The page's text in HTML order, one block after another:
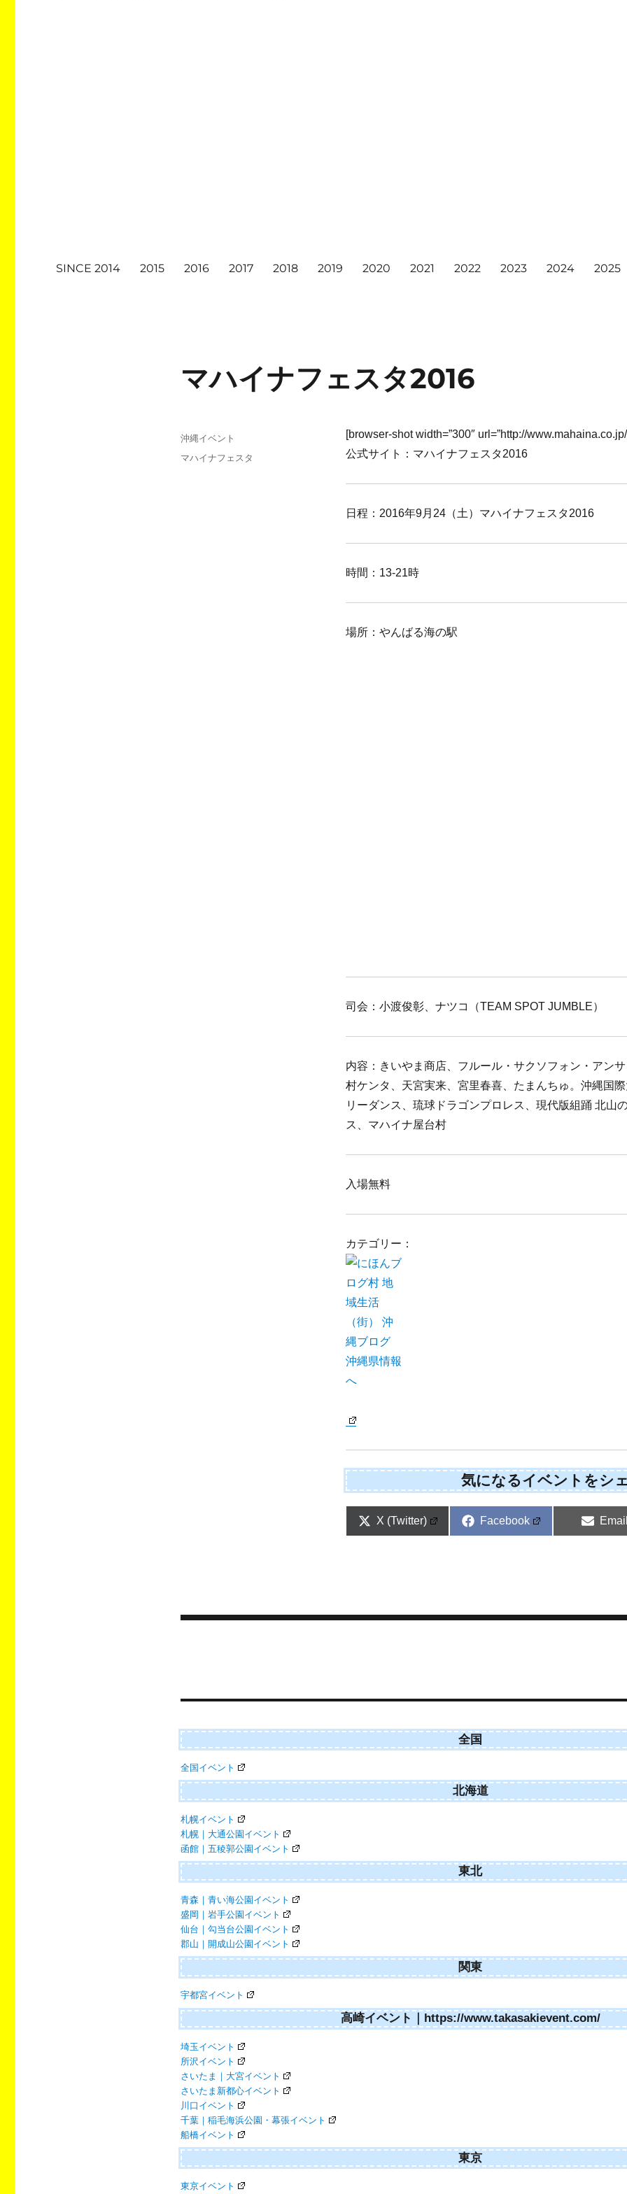
SINCE 2014 2015 2016 2017 2018 2019 2020 2021 2022 2023 2024 2025
マハイナフェスタ2016
[browser-shot width=”300″ url=”http://
公式サイト：マハイナフェスタ2016
日程：2016年9月24（土）マハイナフェスタ2016
時間：13-21時
場所：やんばる海の駅
司会：小渡俊彰、ナツコ（TEAM SPOT JUMBLE）
内容：きいやま商店、フルール・サクソフォン・アン
村ケンタ、天宮実来、宮里春喜、たまんちゅ。沖縄国
リーダンス、琉球ドラゴンプロレス、現代版組踊 北山
ス、マハイナ屋台村
入場無料
カテゴリー：
気になるイベントをシ
Share
X (Twitter)
Share
Facebook
Share
Email
投
日:
カ
沖縄イベント
タ
マハイナフェスタ
ビ
ゲ
ー
シ
ョ
ン
全国
全国イベント
北海道
札幌イベント
札幌｜大通公園イベント
函館｜五稜郭公園イベント
東北
青森｜青い海公園イベント
盛岡｜岩手公園イベント
仙台｜勾当台公園イベント
郡山｜開成山公園イベント
関東
宇都宮イベント
高崎イベント｜https://www.takasakievent.com/
埼玉イベント
所沢イベント
さいたま｜大宮イベント
さいたま新都心イベント
川口イベント
千葉｜稲毛海浜公園・幕張イベント
船橋イベント
東京
東京イベント